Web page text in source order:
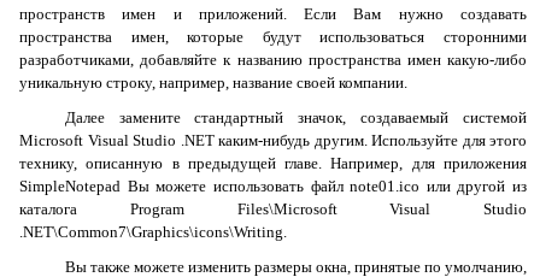
пространств имен и приложений. Если Вам нужно создавать
пространства имен, которые будут использоваться сторонними
разработчиками, добавляйте к названию пространства имен какую-либо
уникальную строку, например, название своей компании.
Далее замените стандартный значок, создаваемый системой
Microsoft Visual Studio NETкаким-нибудь другим. Используйте для этого
технику, описанную в предыдущей главе. Например, для приложения
SimpleNotepad Вы можете использовать файлnote01.ico или другой из
каталога Program Files\Microsoft Visual Studio
.NET\Common7\Graphics\icons\Writing.
Вы также можете изменить размеры окна, принятые по умолчанию,